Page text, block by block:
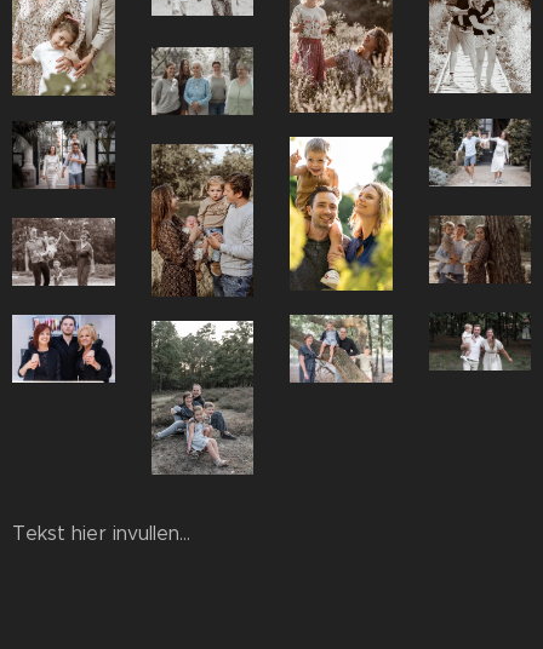
Tekst hier invullen...